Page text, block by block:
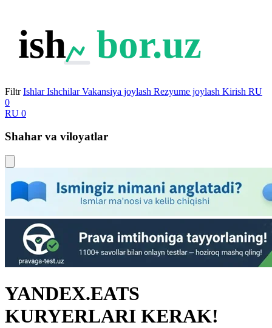
ish bor.uz
Filtr Ishlar Ishchilar Vakansiya joylash Rezyume joylash Kirish RU
0
RU 0
Shahar va viloyatlar
YANDEX.EATS
KURYERLARI KERAK!